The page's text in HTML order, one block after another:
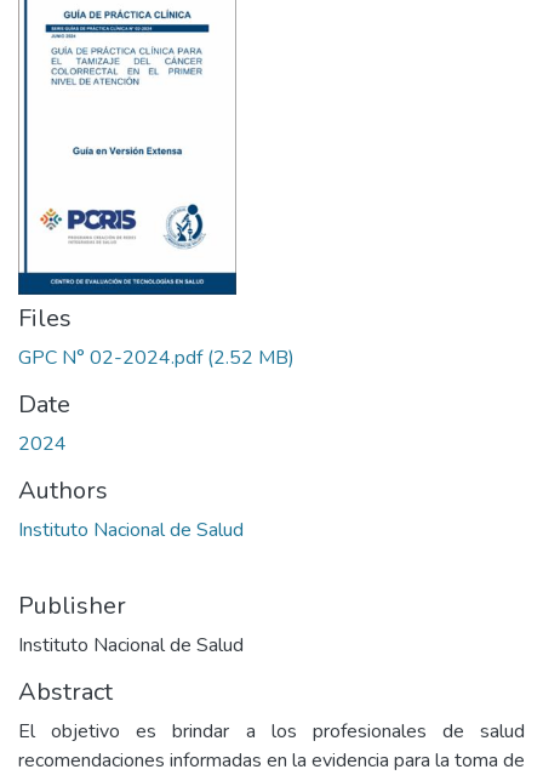
Files
GPC N° 02-2024.pdf(2.52 MB)
Date
2024
Authors
Instituto Nacional de Salud
Publisher
Instituto Nacional de Salud
Abstract
El objetivo es brindar a los profesionales de salud
recomendaciones informadas en la evidencia para la toma de